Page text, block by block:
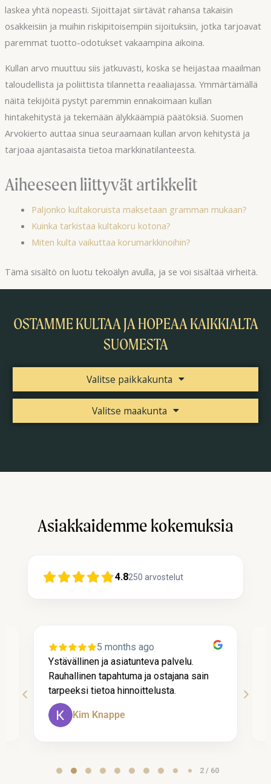
laskea yhtä nopeasti. Sijoittajat siirtävät rahansa takaisin
osakkeisiin ja muihin riskipitoisempiin sijoituksiin, jotka tarjoavat
paremmat tuotto-odotukset vakaampina aikoina.
Kullan arvo muuttuu siis jatkuvasti, koska se heijastaa maailman
taloudellista ja poliittista tilannetta reaaliajassa. Ymmärtämällä
näitä tekijöitä pystyt paremmin ennakoimaan kullan
hintakehitystä ja tekemään älykkäämpiä päätöksiä. Suomen
Arvokierto auttaa sinua seuraamaan kullan arvon kehitystä ja
tarjoaa ajantasaista tietoa markkinatilanteesta.
Aiheeseen liittyvät artikkelit
Paljonko kultakoruista maksetaan gramman mukaan?
Kuinka tarkistaa kultakoru kotona?
Miten kulta vaikuttaa korumarkkinoihin?
Tämä sisältö on luotu tekoälyn avulla, ja se voi sisältää virheitä.
OSTAMME KULTAA JA HOPEAA KAIKKIALTA
SUOMESTA
Valitse paikkakunta
Valitse maakunta
Asiakkaidemme kokemuksia
4.8250 arvostelut
5 months ago
Ystävällinen ja asiatunteva palvelu.
Rauhallinen tapahtuma ja ostajana sain
tarpeeksi tietoa hinnoittelusta.
Kim Knappe
2 / 60